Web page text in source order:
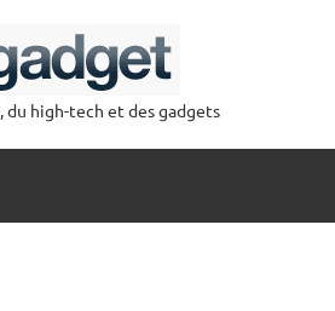
high-tech et des gadgets